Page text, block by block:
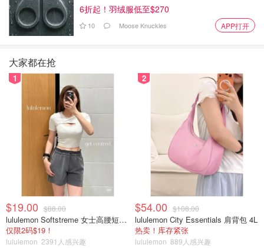
错上加错
在这一段时间内，Emily的疑虑和不满达到了顶点，导致她
与身边的朋友和父母进行了深入的交流。面对家庭中的不信
任和财务问题，她寻求了外界的意见。她的父亲虽然试图提
供一些解释，但也主张和解，并鼓励Emily慎重考虑她的决
定。多年来，Emily一直希望通过共同的努力和牺牲来维护
这段关系，尽管爱情已经不复存在，但她相信至少应该有感
情的基础。然而，John对她的不关心，再加上最近的财务
行为，使她难以找到继续维持这段关系的理由。
当John察觉到问题的严重性并试图求和时，他的行为暂时
让Emily动摇了。尽管她对他的解释持怀疑态度，John声称
6折起！羽绒服低至$270
10 Moose Knuckles APP打开
大家都在抢
1
$19.00 $88.00
lululemon Softstreme 女士高腰短裤 10cm
仅限2码$19！
lululemon 2391人感兴趣
2
$54.00 $108.00
lululemon City Essentials 肩背包 4L
热卖！库存紧张
lululemon 889人感兴趣